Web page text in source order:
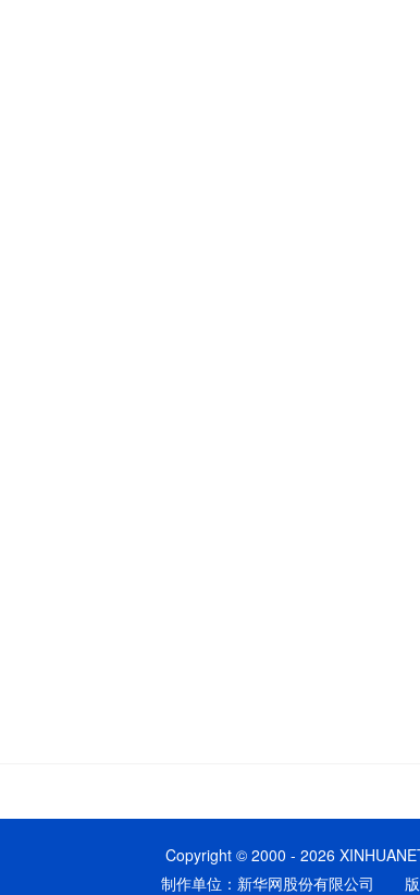
Copyright © 2000 - 2026
制作单位：新华网股份有限公司 版